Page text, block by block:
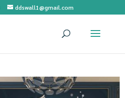
ddswall1@gmail.com